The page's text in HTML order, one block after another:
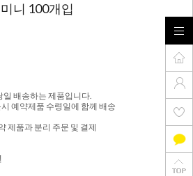
니 100개입
일 배송하는 제품입니다.
예약제품 수령일에 함께 배송
제품과 분리 주문 및 결제